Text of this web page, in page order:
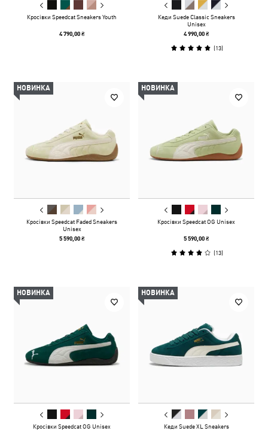
Кросівки Speedcat Sneakers Youth
4 790,00 ₴
Кеди Suede Classic Sneakers
Unisex
4 990,00 ₴
(13)
НОВИНКА
Кросівки Speedcat Faded Sneakers
Unisex
5 590,00 ₴
НОВИНКА
Кросівки Speedcat OG Unisex
5 590,00 ₴
(13)
НОВИНКА
Кросівки Speedcat OG Unisex
НОВИНКА
Кеди Suede XL Sneakers